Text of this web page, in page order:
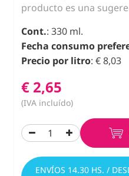
producto es una
Cont.: 330 ml.
Fecha consumo
Precio por litro: € 8,03
€ 2,65
(IVA incluído)
ENVÍOS 14.30 HS. /